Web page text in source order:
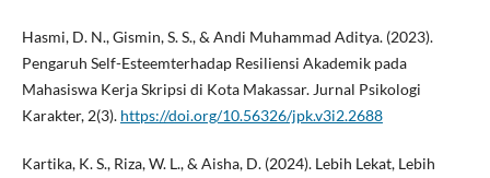
Hasmi, D. N., Gismin, S. S., & Andi Muhammad Aditya. (2023).
Pengaruh Self-Esteemterhadap Resiliensi Akademik pada
Mahasiswa Kerja Skripsi di Kota Makassar. Jurnal Psikologi
Karakter, 2(3). https://doi.org/10.56326/jpk.v3i2.2688
Kartika, K. S., Riza, W. L., & Aisha, D. (2024). Lebih Lekat, Lebih